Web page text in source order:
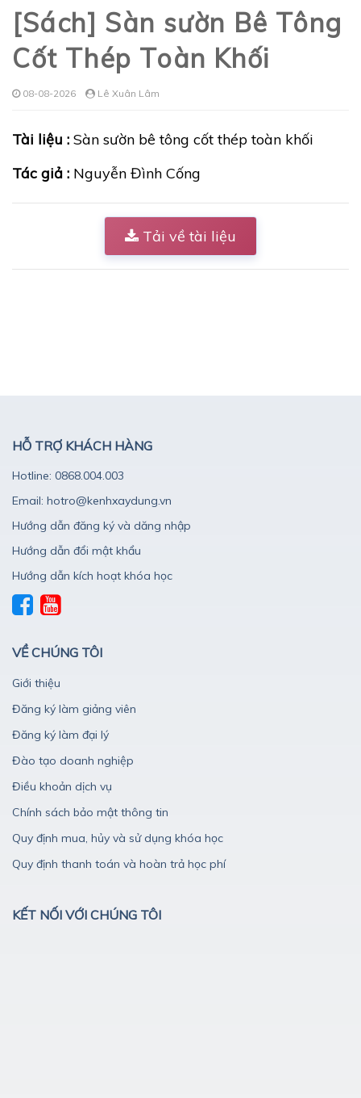
[Sách] Sàn sườn Bê Tông
Cốt Thép Toàn Khối
08-08-2026 Lê Xuân Lâm
Tài liệu : Sàn sườn bê tông cốt thép toàn khối
Tác giả : Nguyễn Đình Cống
Tải về tài liệu
HỖ TRỢ KHÁCH HÀNG
Hotline: 0868.004.003
Email: hotro@kenhxaydung.vn
Hướng dẫn đăng ký và dăng nhập
Hướng dẫn đổi mật khẩu
Hướng dẫn kích hoạt khóa học
VỀ CHÚNG TÔI
Giới thiệu
Đăng ký làm giảng viên
Đăng ký làm đại lý
Đào tạo doanh nghiệp
Điều khoản dịch vụ
Chính sách bảo mật thông tin
Quy định mua, hủy và sử dụng khóa học
Quy định thanh toán và hoàn trả học phí
KẾT NỐI VỚI CHÚNG TÔI